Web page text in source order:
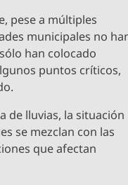
pese a múltiples
municipales no
han colocado
puntos críticos,
de lluvias, la situación
se mezclan con las
que afectan